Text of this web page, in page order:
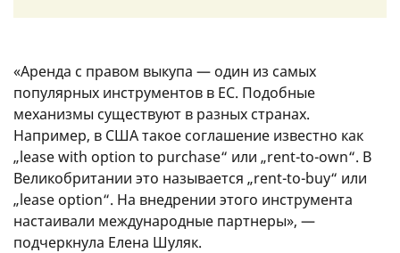
«Аренда с правом выкупа — один из самых
популярных инструментов в ЕС. Подобные
механизмы существуют в разных странах.
Например, в США такое соглашение известно как
„lease with option to purchase“ или „rent-to-own“. В
Великобритании это называется „rent-to-buy“ или
„lease option“. На внедрении этого инструмента
настаивали международные партнеры», —
подчеркнула Елена Шуляк.